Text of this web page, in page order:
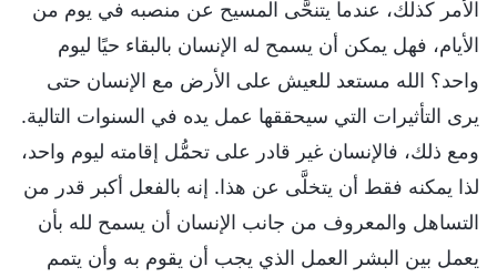
الأمر كذلك، عندما يتنحَّى المسيح عن منصبه في يوم من
الأيام، فهل يمكن أن يسمح له الإنسان بالبقاء حيًا ليوم
واحد؟ الله مستعد للعيش على الأرض مع الإنسان حتى
يرى التأثيرات التي سيحققها عمل يده في السنوات التالية.
ومع ذلك، فالإنسان غير قادر على تحمُّل إقامته ليوم واحد،
لذا يمكنه فقط أن يتخلَّى عن هذا. إنه بالفعل أكبر قدر من
التساهل والمعروف من جانب الإنسان أن يسمح لله بأن
يعمل بين البشر العمل الذي يجب أن يقوم به وأن يتمم